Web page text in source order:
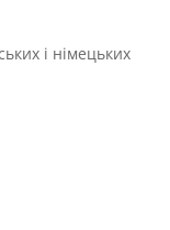
і німецьких